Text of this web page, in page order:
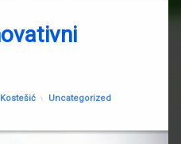
on 22.05.2026.
Kategorije:
Uncategorized